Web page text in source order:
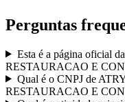
Perguntas
Esta é a página oficial
RESTAURACAO E
Qual é o CNPJ de
RESTAURACAO E